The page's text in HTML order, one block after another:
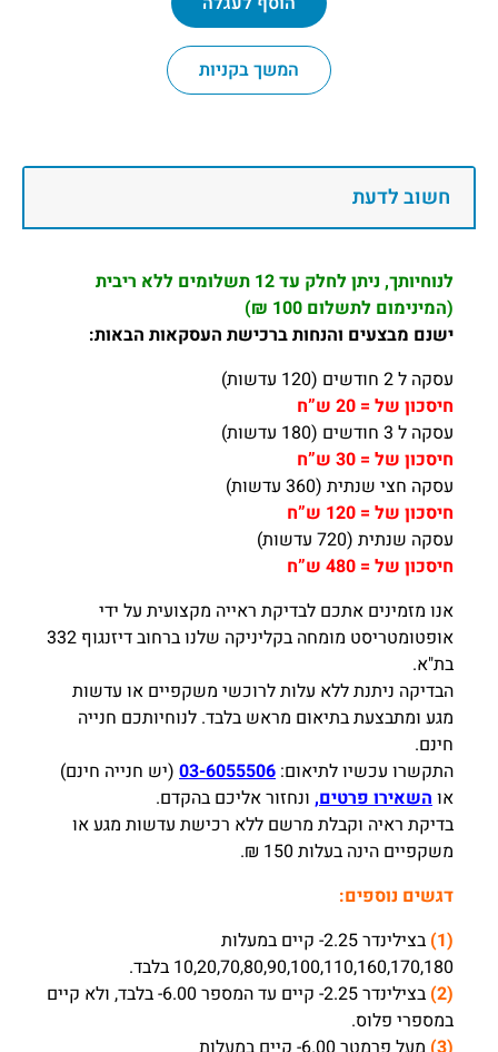
המשך בקניות
חשוב לדעת
לנוחיותך, ניתן לחלק עד 12 תשלומים ללא ריבית
(המינימום לתשלום 100 ₪)
ישנם מבצעים והנחות ברכישת העסקאות הבאות:
עסקה ל 2 חודשים (120 עדשות)
חיסכון של = 20 ש”ח
עסקה ל 3 חודשים (180 עדשות)
חיסכון של = 30 ש”ח
עסקה חצי שנתית (360 עדשות)
חיסכון של = 120 ש”ח
עסקה שנתית (720 עדשות)
חיסכון של = 480 ש”ח
אנו מזמינים אתכם לבדיקת ראייה מקצועית על ידי
אופטומטריסט מומחה בקליניקה שלנו ברחוב דיזנגוף 332
בת"א.
הבדיקה ניתנת ללא עלות לרוכשי משקפיים או עדשות
מגע ומתבצעת בתיאום מראש בלבד. לנוחיותכם חנייה
חינם.
התקשרו עכשיו לתיאום: 03-6055506 (יש חנייה חינם)
אוהשאירו פרטים, ונחזור אליכם בהקדם.
בדיקת ראיה וקבלת מרשם ללא רכישת עדשות מגע או
משקפיים הינה בעלות 150 ₪.
דגשים נוספים:
(1)
בצילינדר 2.25- קיים במעלות
10,20,70,80,90,100,110,160,170,180 בלבד.
(2)
בצילינדר 2.25- קיים עד המספר 6.00- בלבד, ולא קיים
במספרי פלוס.